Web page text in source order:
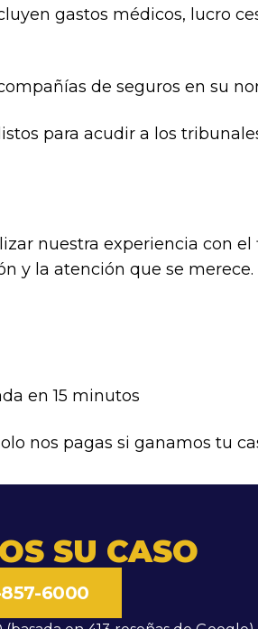
gastos médicos, lucro
de seguros en su
para acudir a los
nuestra experiencia con
y la atención que se merece.
en 15 minutos
nos pagas si ganamos tu
SU CASO
6000